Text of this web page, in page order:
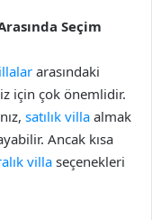
Seçim
arasındaki
için çok önemlidir.
satılık villa almak
Ancak kısa
villaseçenekleri